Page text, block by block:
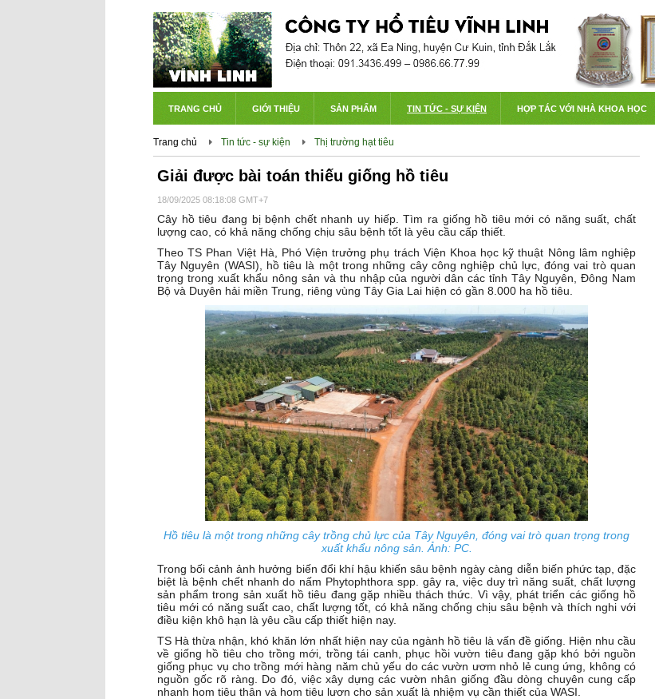
TRANG CHỦ GIỚI THIỆU SẢN PHẨM TIN TỨC - SỰ KIỆN HỢP TÁC VỚI NHÀ KHOA HỌC
Trang chủ Tin tức - sự kiện Thị trường hạt tiêu
Giải được bài toán thiếu giống hồ tiêu
18/09/2025 08:18:08 GMT+7
Cây hồ tiêu đang bị bệnh chết nhanh uy hiếp. Tìm ra giống hồ tiêu mới có năng suất, chất
lượng cao, có khả năng chống chịu sâu bệnh tốt là yêu cầu cấp thiết.
Theo TS Phan Việt Hà, Phó Viện trưởng phụ trách Viện Khoa học kỹ thuật Nông lâm nghiệp
Tây Nguyên (WASI), hồ tiêu là một trong những cây công nghiệp chủ lực, đóng vai trò quan
trọng trong xuất khẩu nông sản và thu nhập của người dân các tỉnh Tây Nguyên, Đông Nam
Bộ và Duyên hải miền Trung, riêng vùng Tây Gia Lai hiện có gần 8.000 ha hồ tiêu.
Hồ tiêu là một trong những cây trồng chủ lực của Tây Nguyên, đóng vai trò quan trọng trong
xuất khẩu nông sản. Ảnh: PC.
Trong bối cảnh ảnh hưởng biến đổi khí hậu khiến sâu bệnh ngày càng diễn biến phức tạp, đặc
biệt là bệnh chết nhanh do nấm Phytophthora spp. gây ra, việc duy trì năng suất, chất lượng
sản phẩm trong sản xuất hồ tiêu đang gặp nhiều thách thức. Vì vậy, phát triển các giống hồ
tiêu mới có năng suất cao, chất lượng tốt, có khả năng chống chịu sâu bệnh và thích nghi với
điều kiện khô hạn là yêu cầu cấp thiết hiện nay.
TS Hà thừa nhận, khó khăn lớn nhất hiện nay của ngành hồ tiêu là vấn đề giống. Hiện nhu cầu
về giống hồ tiêu cho trồng mới, trồng tái canh, phục hồi vườn tiêu đang gặp khó bởi nguồn
giống phục vụ cho trồng mới hàng năm chủ yếu do các vườn ươm nhỏ lẻ cung ứng, không có
nguồn gốc rõ ràng. Do đó, việc xây dựng các vườn nhân giống đầu dòng chuyên cung cấp
nhanh hom tiêu thân và hom tiêu lươn cho sản xuất là nhiệm vụ cần thiết của WASI.